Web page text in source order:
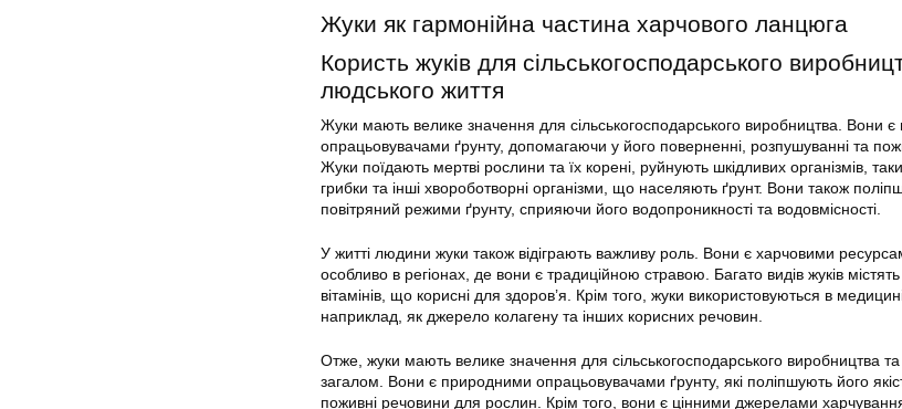
Жуки як гармонійна частина харчового ланцюга
Користь жуків для сільськогосподарського
людського життя
Жуки мають велике значення для сільськогосподарського виробництва. Вони є
опрацьовувачами ґрунту, допомагаючи у його поверненні, розпушуванні та
Жуки поїдають мертві рослини та їх корені, руйнують шкідливих організмів,
грибки та інші хвороботворні організми, що населяють ґрунт. Вони також
повітряний режими ґрунту, сприяючи його водопроникності та водовмісності.
У житті людини жуки також відіграють важливу роль. Вони є харчовими
особливо в регіонах, де вони є традиційною стравою. Багато видів жуків містять
вітамінів, що корисні для здоров’я. Крім того, жуки використовуються в
наприклад, як джерело колагену та інших корисних речовин.
Отже, жуки мають велике значення для сільськогосподарського виробництва
загалом. Вони є природними опрацьовувачами ґрунту, які поліпшують його
поживні речовини для рослин. Крім того, вони є цінними джерелами